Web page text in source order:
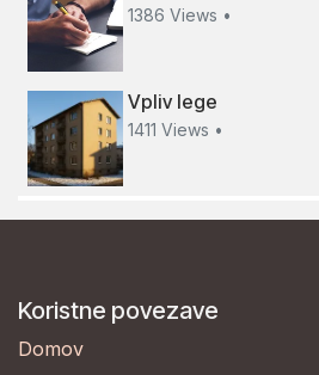
1386 Views •
Vpliv lege
1411 Views •
Koristne povezave
Domov